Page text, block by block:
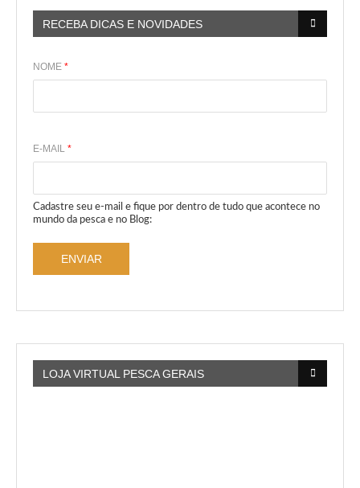
RECEBA DICAS E NOVIDADES
NOME *
E-MAIL *
Cadastre seu e-mail e fique por dentro de tudo que acontece no
mundo da pesca e no Blog:
ENVIAR
LOJA VIRTUAL PESCA GERAIS